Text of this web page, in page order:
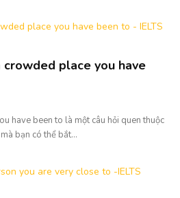
crowded place you have
have been to là một câu hỏi quen thuộc
bạn có thể bắt...